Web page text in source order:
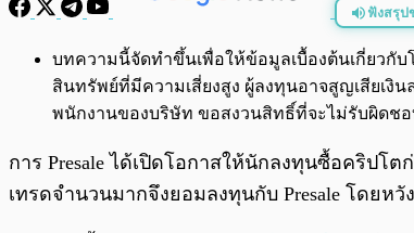
ฟังสรุป
พร้อมเล่น
บทความนี้จัดทำขึ้นเพื่อให้ข้อมูลเบื้องต้นเกี่ยวกั
สินทรัพย์ที่มีความเสี่ยงสูง ผู้ลงทุนอาจสูญเสียเงิ
พนักงานของบริษัท ขอสงวนสิทธิ์ที่จะไม่รับผิดช
การ Presale ได้เปิดโอกาสให้นักลงทุนซื้อคริปโ
เทรดจำนวนมากจึงยอมลงทุนกับ Presale โดยห